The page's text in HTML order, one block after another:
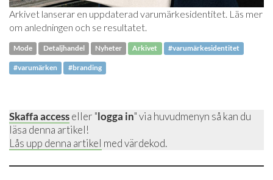
Arkivet lanserar en uppdaterad varumärkesidentitet. Läs mer
om anledningen och se resultatet.
Mode Detaljhandel Nyheter Arkivet #varumärkesidentitet
#varumärken #branding
Skaffa accesseller "logga in" via huvudmenyn så kan du
läsa denna artikel!
Lås upp denna artikel med värdekod.